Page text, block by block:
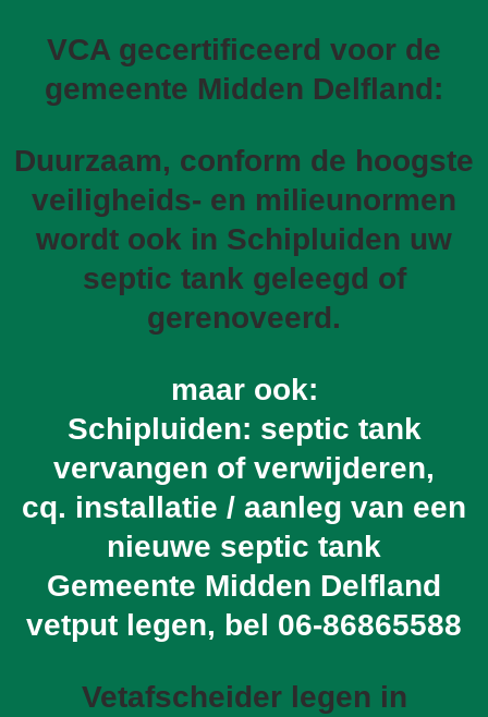
VCA gecertificeerd voor de
gemeente Midden Delfland:
Duurzaam, conform de hoogste
veiligheids- en milieunormen
wordt ook in Schipluiden uw
septic tank geleegd of
gerenoveerd.
maar ook:
Schipluiden: septic tank
vervangen of verwijderen,
cq. installatie / aanleg van een
nieuwe septic tank
Gemeente Midden Delfland
vetput legen, bel 06-86865588
Vetafscheider legen in